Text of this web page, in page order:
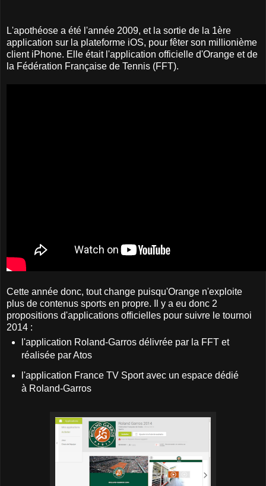
L'apothéose a été l'année 2009, et la sortie de la 1ère
application sur la plateforme iOS, pour fêter son millionième
client iPhone. Elle était l'application officielle d'Orange et de
la Fédération Française de Tennis (FFT).
Cette année donc, tout change puisqu'Orange n'exploite
plus de contenus sports en propre. Il y a eu donc 2
propositions d'applications officielles pour suivre le tournoi
2014 :
l'application Roland-Garros délivrée par la FFT et
réalisée par Atos
l'application France TV Sport avec un espace dédié
à Roland-Garros